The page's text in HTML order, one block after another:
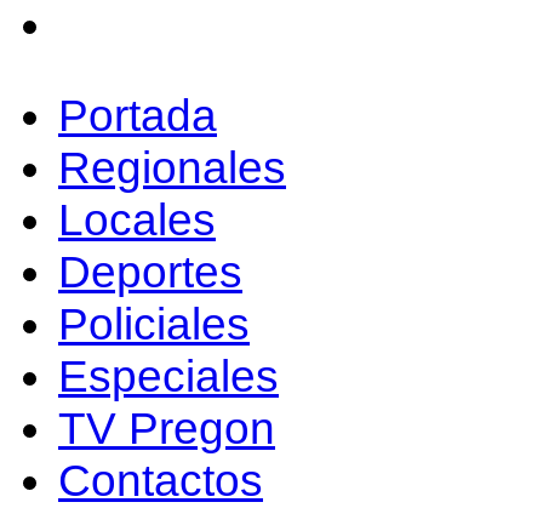
Portada
Regionales
Locales
Deportes
Policiales
Especiales
TV Pregon
Contactos